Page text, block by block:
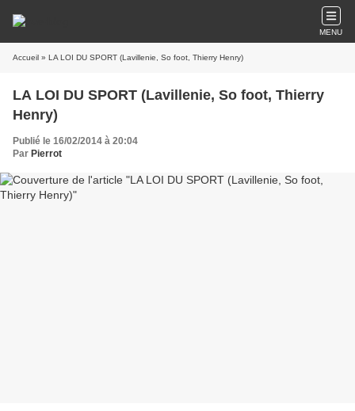
MENU
Accueil » LA LOI DU SPORT (Lavillenie, So foot, Thierry Henry)
LA LOI DU SPORT (Lavillenie, So foot, Thierry
Henry)
Publié le 16/02/2014 à 20:04
Par Pierrot